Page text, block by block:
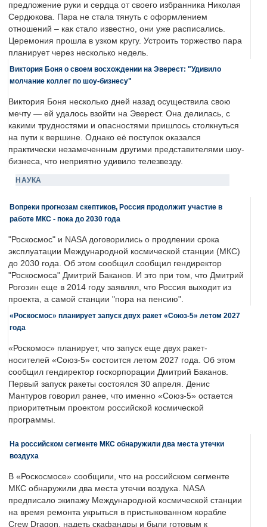
предложение руки и сердца от своего избранника Николая
Сердюкова. Пара не стала тянуть с оформлением
отношений – как стало известно, они уже расписались.
Церемония прошла в узком кругу. Устроить торжество пара
планирует через несколько недель.
Виктория Боня о своем восхождении на Эверест: "Удивило
молчание коллег по шоу-бизнесу"
Виктория Боня несколько дней назад осуществила свою
мечту — ей удалось взойти на Эверест. Она делилась, с
какими трудностями и опасностями пришлось столкнуться
на пути к вершине. Однако её поступок оказался
практически незамеченным другими представителями шоу-
бизнеса, что неприятно удивило телезвезду.
НАУКА
Вопреки прогнозам скептиков, Россия продолжит участие в
работе МКС - пока до 2030 года
"Роскосмос" и NASA договорились о продлении срока
эксплуатации Международной космической станции (МКС)
до 2030 года. Об этом сообщил сообщил гендиректор
"Роскосмоса" Дмитрий Баканов. И это при том, что Дмитрий
Рогозин еще в 2014 году заявлял, что Россия выходит из
проекта, а самой станции "пора на пенсию".
«Роскосмос» планирует запуск двух ракет «Союз-5» летом 2027
года
«Роскомос» планирует, что запуск еще двух ракет-
носителей «Союз-5» состоится летом 2027 года. Об этом
сообщил гендиректор госкорпорации Дмитрий Баканов.
Первый запуск ракеты состоялся 30 апреля. Денис
Мантуров говорил ранее, что именно «Союз-5» остается
приоритетным проектом российской космической
программы.
На российском сегменте МКС обнаружили два места утечки
воздуха
В «Роскосмосе» сообщили, что на российском сегменте
МКС обнаружили два места утечки воздуха. NASA
предписало экипажу Международной космической станции
на время ремонта укрыться в пристыкованном корабле
Crew Dragon, надеть скафандры и были готовым к